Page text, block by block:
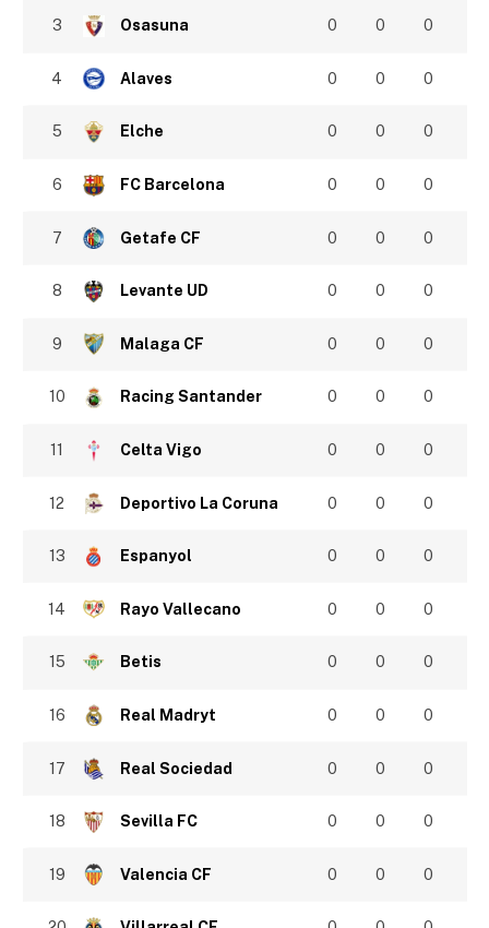
3 Osasuna 0 0 0
4 Alaves 0 0 0
5 Elche 0 0 0
6 FC Barcelona 0 0 0
7 Getafe CF 0 0 0
8 Levante UD 0 0 0
9 Malaga CF 0 0 0
10 Racing Santander 0 0 0
11 Celta Vigo 0 0 0
12 Deportivo La Coruna 0 0 0
13 Espanyol 0 0 0
14 Rayo Vallecano 0 0 0
15 Betis 0 0 0
16 Real Madryt 0 0 0
17 Real Sociedad 0 0 0
18 Sevilla FC 0 0 0
19 Valencia CF 0 0 0